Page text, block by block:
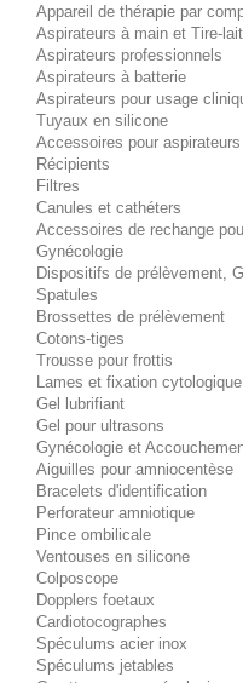
Appareil de thérapie par
Aspirateurs à main et Tire-lait
Aspirateurs professionnels
Aspirateurs à batterie
Aspirateurs pour usage
Tuyaux en silicone
Accessoires pour aspirateurs
Récipients
Filtres
Canules et cathéters
Accessoires de rechange
Gynécologie
Dispositifs de prélèvement,
Spatules
Brossettes de prélèvement
Cotons-tiges
Trousse pour frottis
Lames et fixation cytologique
Gel lubrifiant
Gel pour ultrasons
Gynécologie et
Aiguilles pour amniocentèse
Bracelets d'identification
Perforateur amniotique
Pince ombilicale
Ventouses en silicone
Colposcope
Dopplers foetaux
Cardiotocographes
Spéculums acier inox
Spéculums jetables